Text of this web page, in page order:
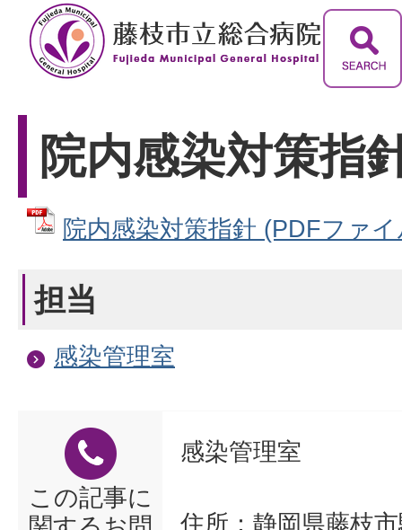
院内感染対策指
院内感染対策指針 (PDFファ
担当
感染管理室
この記事に
感染管理室
住所：静岡県藤枝